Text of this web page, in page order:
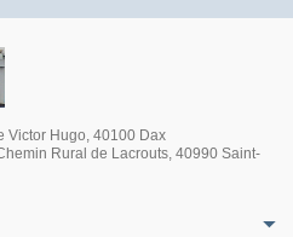
Victor Hugo, 40100 Dax
Rural de Lacrouts, 40990 Saint-